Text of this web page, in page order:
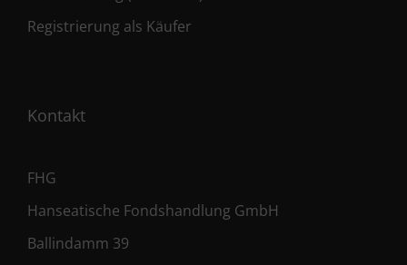
Registrierung als Käufer
Kontakt
FHG
Hanseatische Fondshandlung GmbH
Ballindamm 39